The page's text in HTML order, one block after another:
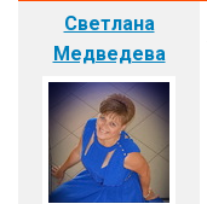
Светлана
Медведева